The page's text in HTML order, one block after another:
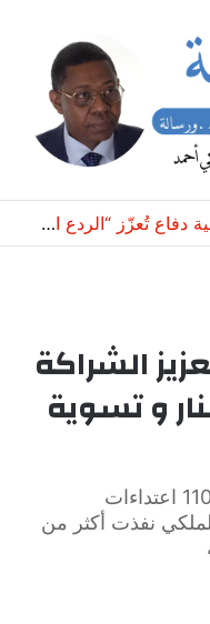
السعودية وتركيا وباكستان: اتفاقية دفاع تُعزّز “الردع المشترك ضد أي اعتداء”
الشراكة
و تسوية
قوات بريطانية اعترضت أكثر من 110 اعتداءات
نفذت أكثر من